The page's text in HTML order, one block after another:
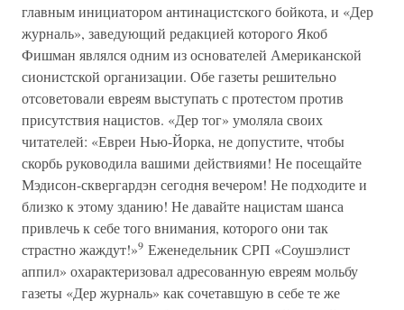
главным инициатором антинацистского бойкота, и «Дер
журналь», заведующий редакцией которого Якоб
Фишман являлся одним из основателей Американской
сионистской организации. Обе газеты решительно
отсоветовали евреям выступать с протестом против
присутствия нацистов. «Дер тог» умоляла своих
читателей: «Евреи Нью-Йорка, не допустите, чтобы
скорбь руководила вашими действиями! Не посещайте
Мэдисон-сквергардэн сегодня вечером! Не подходите и
близко к этому зданию! Не давайте нацистам шанса
привлечь к себе того внимания, которого они так
страстно жаждут!»9 Еженедельник СРП «Соушэлист
аппил» охарактеризовал адресованную евреям мольбу
газеты «Дер журналь» как сочетавшую в себе те же